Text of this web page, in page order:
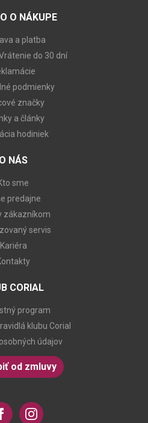
O NÁKUPE
a platba
do 30 dní
podmienky
značky
a články
hodiniek
O NÁS
sme
predajne
zákazníkom
servis
Kariéra
CORIAL
program
klubu Corial
údajov
od zmluvy